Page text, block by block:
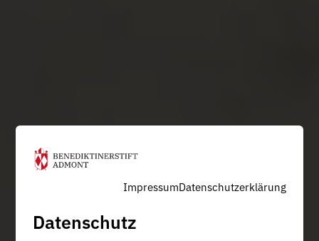
ImpressumDatenschutzerklärung
Datenschutz